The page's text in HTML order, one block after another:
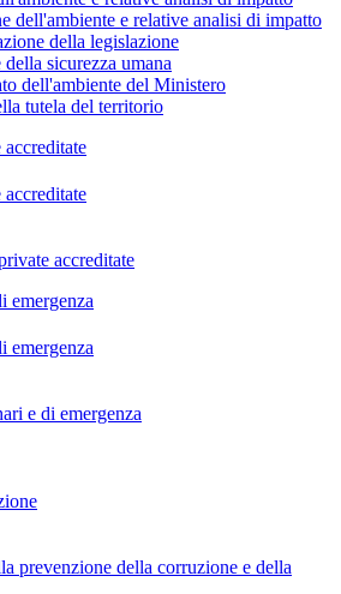
dell'ambiente e relative analisi di impatto
della legislazione
della sicurezza umana
dell'ambiente del Ministero
tutela del territorio
accreditate
emergenza
emergenza
e di emergenza
prevenzione della corruzione e della